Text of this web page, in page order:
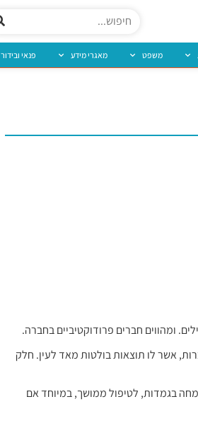
משפט מאגרי מידע פנאי ובידור
אשר לו תוצאות בולטות מאד לעין. חלק
רופא, המתמחה בגמדות, לטיפול ממושך, במיוחד אם